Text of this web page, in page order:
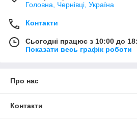
Головна, Чернівці, Україна
Контакти
Сьогодні працює з 10:00 до
Показати весь графік роботи
Про нас
Контакти